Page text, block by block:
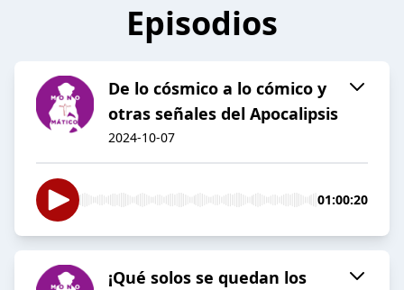
Episodios
De lo cósmico a lo cómico y
otras señales del Apocalipsis
2024-10-07
01:00:20
¡Qué solos se quedan los